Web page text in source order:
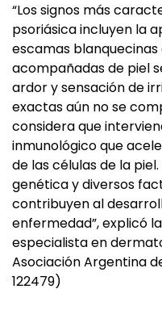
“Los signos más
psoriásica incluyen la
escamas
acompañadas de piel
ardor y sensación de
exactas aún no se
considera que
inmunológico que
de las células de la
genética y diversos
contribuyen al
enfermedad”, explicó
especialista en
Asociación Argentina
122479)